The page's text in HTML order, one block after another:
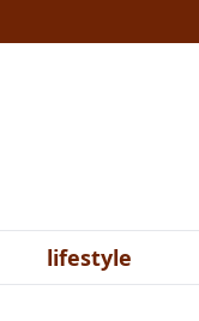
lifestyle